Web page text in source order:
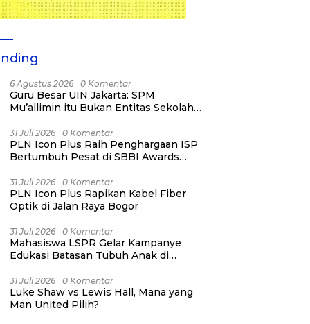
6 Agustus 2026 0 Komentar
Guru Besar UIN Jakarta: SPM
Mu’allimin itu Bukan Entitas Sekolah
31 Juli 2026 0 Komentar
PLN Icon Plus Raih Penghargaan ISP
Bertumbuh Pesat di SBBI Awards
31 Juli 2026 0 Komentar
PLN Icon Plus Rapikan Kabel Fiber
Optik di Jalan Raya Bogor
31 Juli 2026 0 Komentar
Mahasiswa LSPR Gelar Kampanye
Edukasi Batasan Tubuh Anak di
31 Juli 2026 0 Komentar
Luke Shaw vs Lewis Hall, Mana yang
Man United Pilih?